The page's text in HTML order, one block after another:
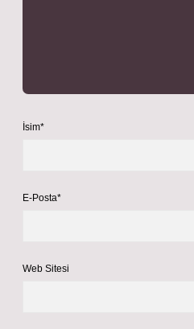
İsim*
E-Posta*
Web Sitesi